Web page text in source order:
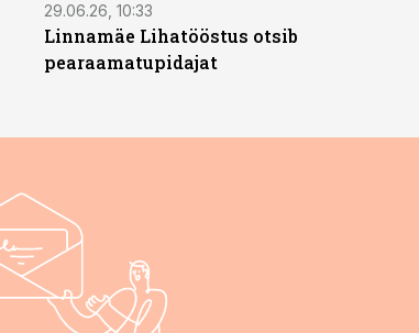
29.06.26, 10:33
Linnamäe Lihatööstus otsib
pearaamatupidajat